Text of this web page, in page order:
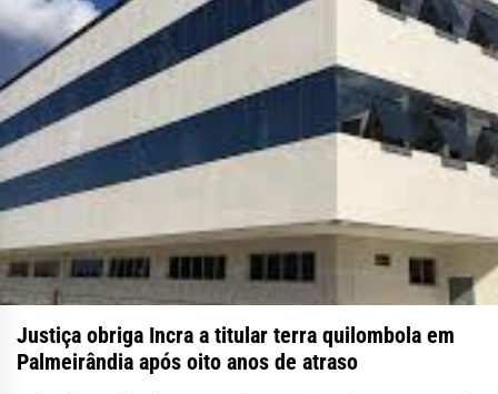
Justiça obriga Incra a titular terra quilombola em
Palmeirândia após oito anos de atraso